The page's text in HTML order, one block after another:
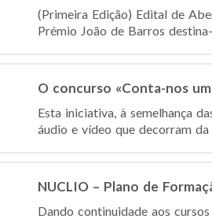
(Primeira Edição) Edital de
Prémio João de Barros
O concurso «Conta-nos
Esta iniciativa, à semelhança
áudio e vídeo que decorram
NUCLIO – Plano de
Dando continuidade aos